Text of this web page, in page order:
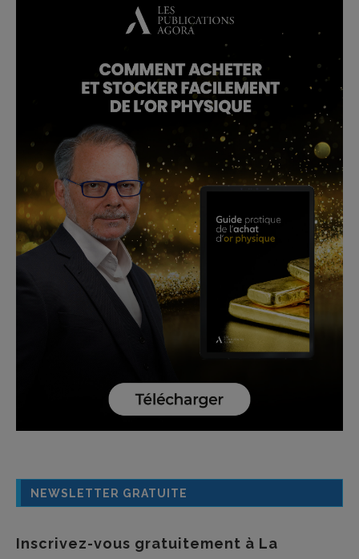
NEWSLETTER GRATUITE
Inscrivez-vous gratuitement à La